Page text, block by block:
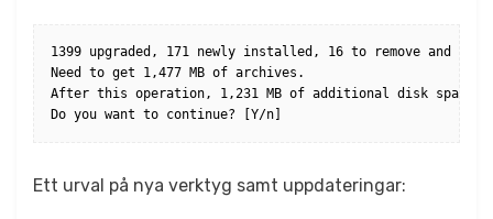
1399 upgraded, 171 newly installed, 16 to remove and 0
Need to get 1,477 MB of archives.
After this operation, 1,231 MB of additional disk space
Do you want to continue? [Y/n]
Ett urval på nya verktyg samt uppdateringar: